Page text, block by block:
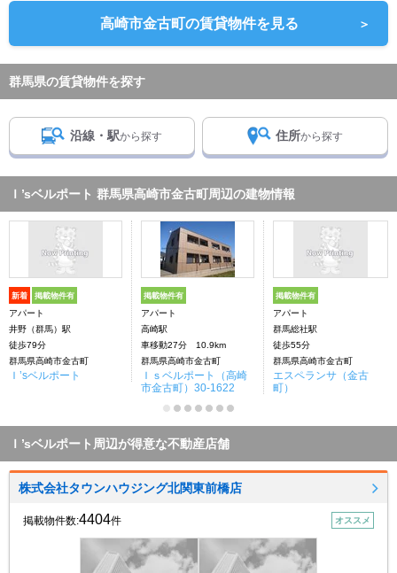
高崎市金古町の賃貸物件を見る ＞
群馬県の賃貸物件を探す
沿線・駅から探す 住所から探す
Ｉ’sベルポート 群馬県高崎市金古町周辺の建物情報
新着 掲載物件有
アパート
井野（群馬）駅
徒歩79分
群馬県高崎市金古町
Ｉ’sベルポート
掲載物件有
アパート
高崎駅
車移動27分 10.9km
群馬県高崎市金古町
Ｉｓベルポート（高崎
市金古町）30-1622
掲載物件有
アパート
群馬総社駅
徒歩55分
群馬県高崎市金古町
エスペランサ（金古
町）
Ｉ’sベルポート周辺が得意な不動産店舗
株式会社タウンハウジング北関東前橋店
掲載物件数:4404件 オススメ